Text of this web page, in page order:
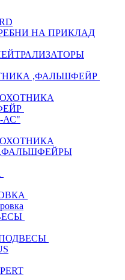
НА ПРИКЛАД
,ФАЛЬШФЕЙР
АС"